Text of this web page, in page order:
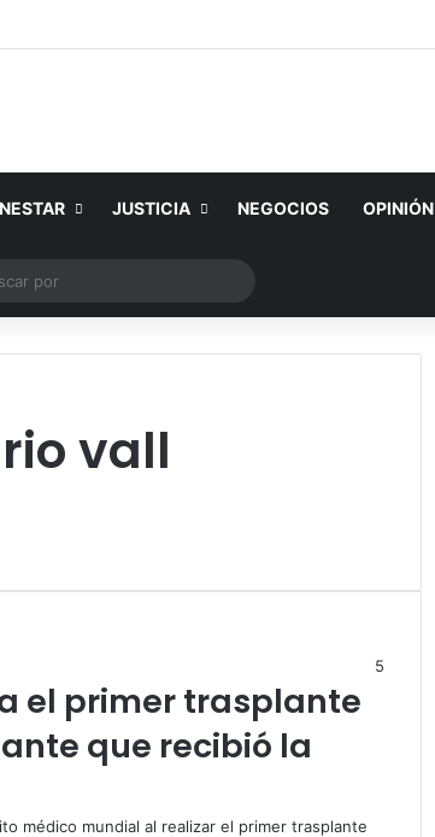
JUSTICIA NEGOCIOS OPINIÓN
al azar
skin
por
vall
5
el primer trasplante
que recibió la
médico mundial al realizar el primer trasplante